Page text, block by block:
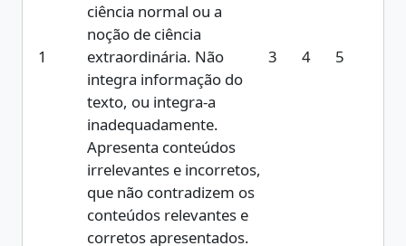
1
ciência normal ou a
noção de ciência
extraordinária. Não
integra informação do
texto, ou integra-a
inadequadamente.
Apresenta conteúdos
irrelevantes e incorretos,
que não contradizem os
conteúdos relevantes e
corretos apresentados.
3 4 5